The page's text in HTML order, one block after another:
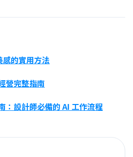
的實用方法
營完整指南
：設計師必備的 AI 工作流程